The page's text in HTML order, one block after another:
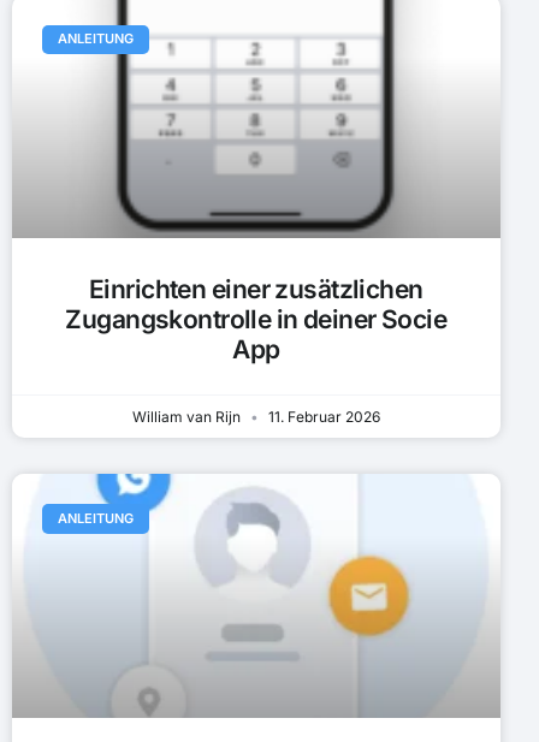
ANLEITUNG
Einrichten einer zusätzlichen
Zugangskontrolle in deiner Socie
App
William van Rijn 11. Februar 2026
ANLEITUNG